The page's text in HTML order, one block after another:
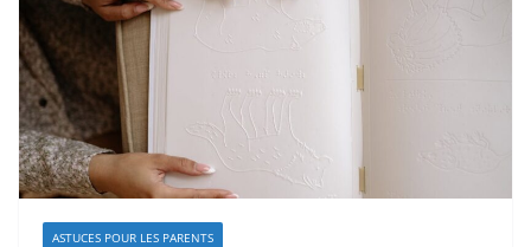
ASTUCES POUR LES PARENTS